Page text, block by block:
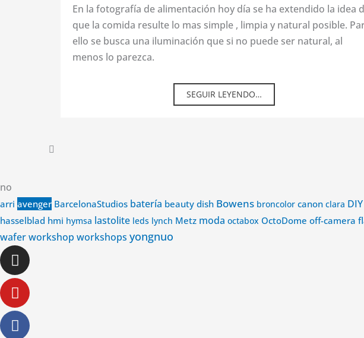
En la fotografía de alimentación hoy día se ha extendido la idea
que la comida resulte lo mas simple , limpia y natural posible.
ello se busca una iluminación que si no puede ser natural, al
menos lo parezca.
SEGUIR LEYENDO…
no
arri avenger BarcelonaStudios batería beauty dish Bowens broncolor canon clara DIY
hasselblad hmi hymsa lastolite leds lynch Metz moda octabox OctoDome off-camera
waferworkshop workshops yongnuo
Instagram
Youtube
Facebook-
f
Linkedin-
in